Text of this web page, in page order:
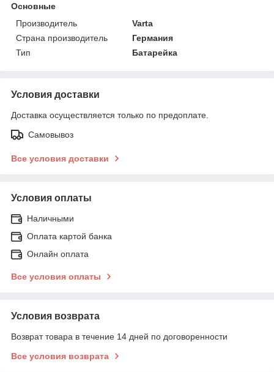
Основные
Производитель
Varta
Страна производитель
Германия
Тип
Батарейка
Условия доставки
Доставка осуществляется только по предоплате.
Самовывоз
Все условия доставки
Условия оплаты
Наличными
Оплата картой банка
Онлайн оплата
Все условия оплаты
Условия возврата
Возврат товара в течение 14 дней по договоренности
Все условия возврата